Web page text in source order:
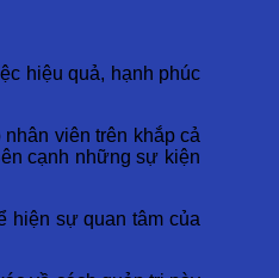
hiệu quả, hạnh phúc
viên trên khắp cả
cạnh những sự kiện
hiện sự quan tâm của